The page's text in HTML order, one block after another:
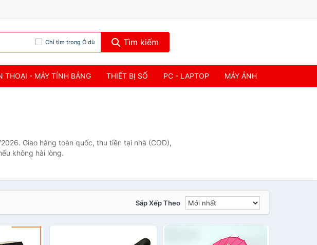
Chỉ tìm trong Ô dù Tìm kiếm
THOẠI - MÁY TÍNH BẢNG THIẾT BỊ SỐ PC - LAPTOP MÁY ẢNH
Giao hàng toàn quốc, thu tiền tại nhà (COD),
không hài lòng.
Sắp Xếp Theo